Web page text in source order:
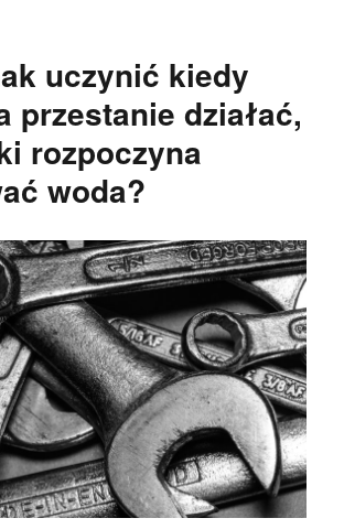
uczynić kiedy
przestanie działać,
rozpoczyna
woda?